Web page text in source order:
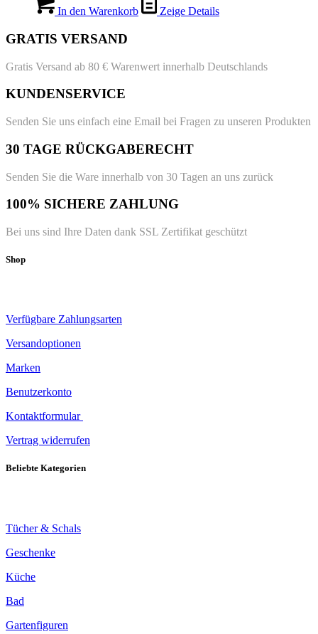
In den Warenkorb Zeige Details
GRATIS VERSAND
Gratis Versand ab 80 € Warenwert innerhalb Deutschlands
KUNDENSERVICE
Senden Sie uns einfach eine Email bei Fragen zu unseren Produkten
30 TAGE RÜCKGABERECHT
Senden Sie die Ware innerhalb von 30 Tagen an uns zurück
100% SICHERE ZAHLUNG
Bei uns sind Ihre Daten dank SSL Zertifikat geschützt
Shop
Verfügbare Zahlungsarten
Versandoptionen
Marken
Benutzerkonto
Kontaktformular
Vertrag widerrufen
Beliebte Kategorien
Tücher & Schals
Geschenke
Küche
Bad
Gartenfiguren